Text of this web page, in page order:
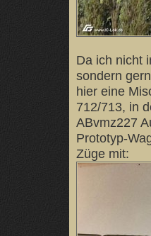
Da ich nicht
sondern
hier eine
712/713, in
ABvmz227
Prototyp-
Züge mit: